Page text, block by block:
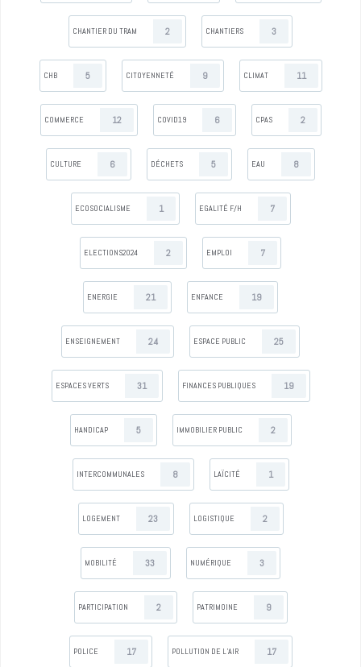
CHANTIER DU TRAM 2 CHANTIERS 3
CHB 5 CITOYENNETÉ 9 CLIMAT 11
COMMERCE 12 COVID19 6 CPAS 2
CULTURE 6 DÉCHETS 5 EAU 8
ECOSOCIALISME 1 EGALITÉ F/H 7
ELECTIONS2024 2 EMPLOI 7
ENERGIE 21 ENFANCE 19
ENSEIGNEMENT 24 ESPACE PUBLIC 25
ESPACES VERTS 31 FINANCES PUBLIQUES 19
HANDICAP 5 IMMOBILIER PUBLIC 2
INTERCOMMUNALES 8 LAÏCITÉ 1
LOGEMENT 23 LOGISTIQUE 2
MOBILITÉ 33 NUMÉRIQUE 3
PARTICIPATION 2 PATRIMOINE 9
POLICE 17 POLLUTION DE L’AIR 17